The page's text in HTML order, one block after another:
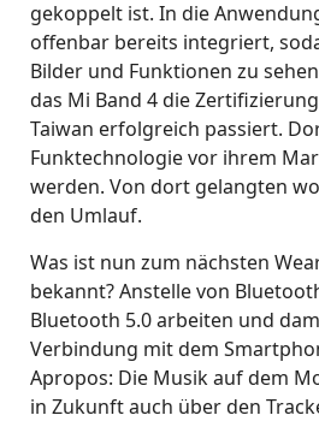
gekoppelt ist. In die
offenbar bereits integriert,
Bilder und Funktionen zu
das Mi Band 4 die
Taiwan erfolgreich passiert.
Funktechnologie vor ihrem
werden. Von dort gelangten
den Umlauf.
Was ist nun zum nächsten
bekannt? Anstelle von
Bluetooth 5.0 arbeiten und
Verbindung mit dem
Apropos: Die Musik auf dem
in Zukunft auch über den